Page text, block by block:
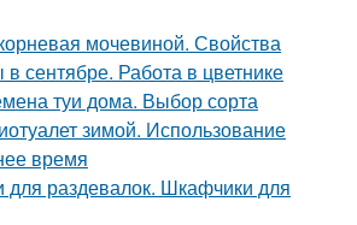
мочевиной. Свойства
сентябре. Работа в цветнике
туи дома. Выбор сорта
зимой. Использование
время
для раздевалок. Шкафчики для